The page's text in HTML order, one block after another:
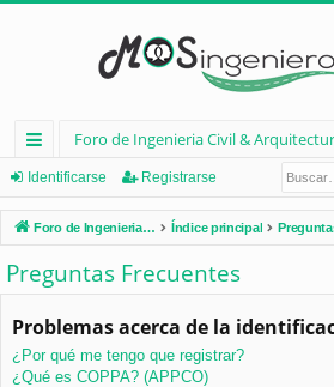
nl
ac
es
rá
pi
d
Foro de Ingenieria Civil &
Identificarse Registrarse
Foro de Ingenieria Civil & Arquitectura Índice principal
Preguntas Frecuentes
Problemas acerca de la
¿Por qué me tengo que registrar?
¿Qué es COPPA? (APPCO)